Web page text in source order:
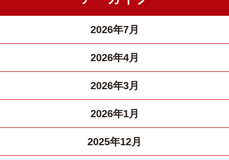
2026年7月
2026年4月
2026年3月
2026年1月
2025年12月